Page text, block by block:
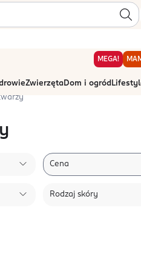
MEGA!
ZwierzętaDom i ogród
Cena
Rodzaj skóry